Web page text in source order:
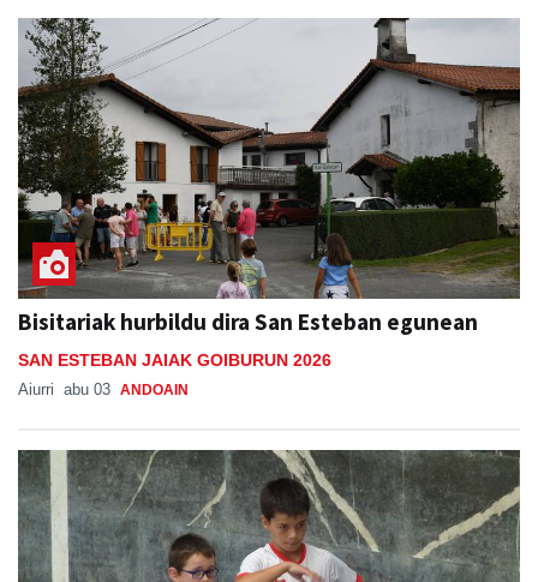
Bisitariak hurbildu dira San Esteban egunean
SAN ESTEBAN JAIAK GOIBURUN 2026
Aiurri abu 03 ANDOAIN